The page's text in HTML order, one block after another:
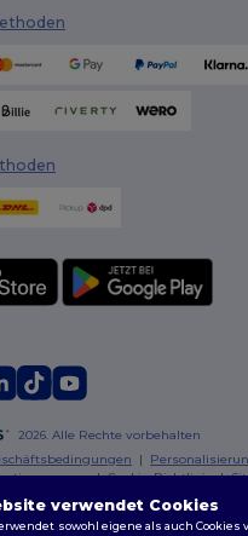
2026. Alle Rechte vorbehalten
|
|Cookie-Richtlinie|
| München | Köln |Frankfurt|
verwendet Cookies
sowohl eigene als auch